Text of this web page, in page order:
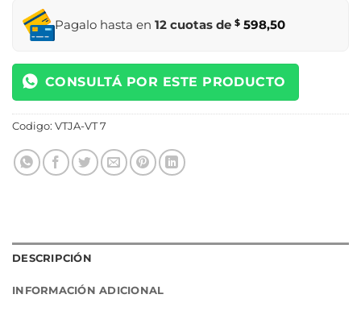
Pagalo hasta en 12 cuotas de $ 598,50
CONSULTÁ POR ESTE PRODUCTO
Codigo: VTJA-VT 7
DESCRIPCIÓN
INFORMACIÓN ADICIONAL